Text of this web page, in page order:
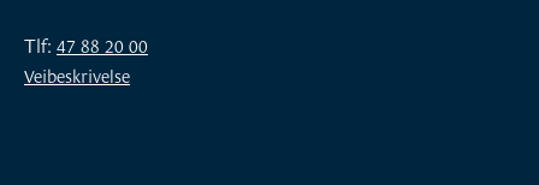
Tlf:47 88 20 00
Veibeskrivelse